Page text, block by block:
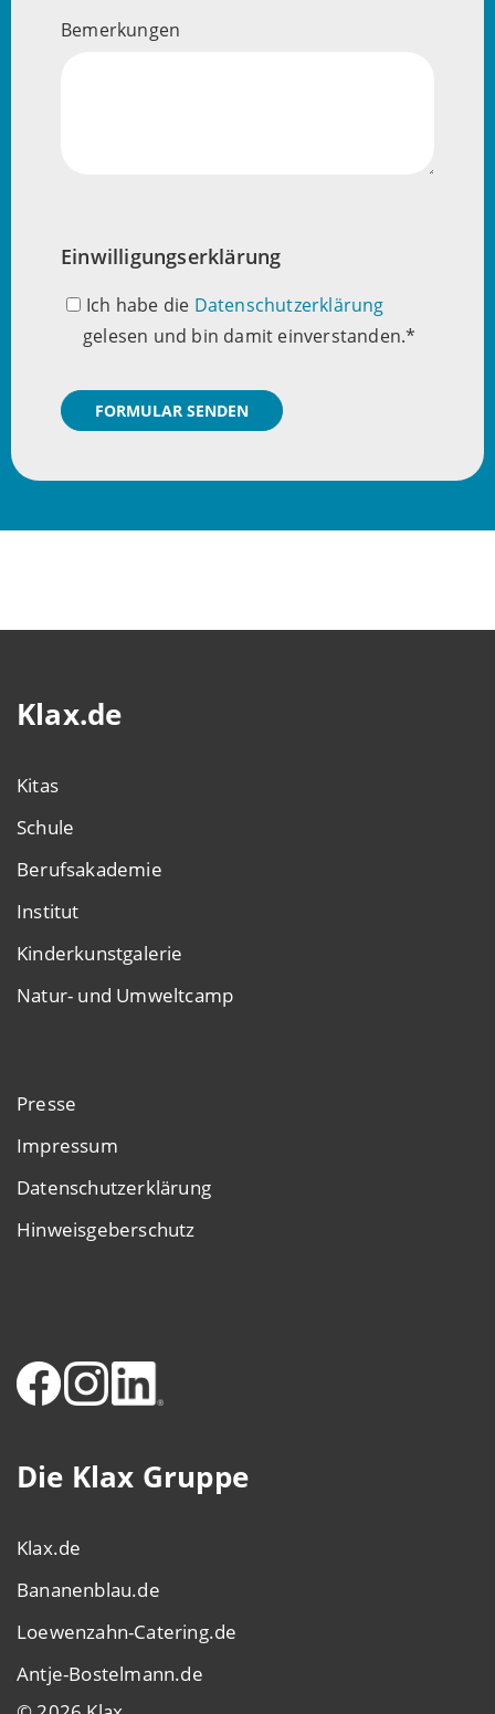
Bemerkungen
Einwilligungserklärung
Ich habe die Datenschutzerklärung
gelesen und bin damit einverstanden.
FORMULAR SENDEN
Klax.de
Kitas
Schule
Berufsakademie
Institut
Kinderkunstgalerie
Natur- und Umweltcamp
Presse
Impressum
Datenschutzerklärung
Hinweisgeberschutz
Die Klax Gruppe
Klax.de
Bananenblau.de
Loewenzahn-Catering.de
Antje-Bostelmann.de